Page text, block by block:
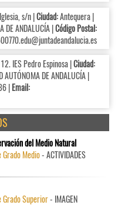
s/n |Ciudad:Antequera |
DE ANDALUCÍA |Código Postal:
IES Pedro Espinosa |Ciudad:
AUTÓNOMA DE ANDALUCÍA |
|Email:
del Medio Natural
Medio- ACTIVIDADES
Grado Superior- IMAGEN